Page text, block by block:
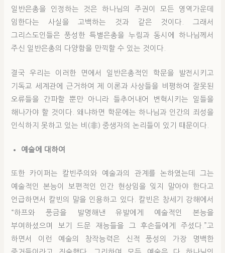
일반은총을 인정하는 것은 하나님의 주권이 모든 영역가운데
임한다는 사실을 고백하는 것과 같은 것이다. 그래서
그리스도인들은 풍성한 특별은총을 누림과 동시에 하나님께서
주신 일반은총의 다양함을 만끽할 수 있는 것이다.
결국 우리는 이러한 면에서 일반은총적인 학문을 발전시키고
기독교 세계관에 근거하여 제 이론과 사상들을 비평하여 잘못된
오류들을 간파할 뿐만 아니라 들추어내어 변혁시키는 일들을
해나가야 할 것이다. 왜냐하면 학문에는 하나님과 인간의 죄성을
인식하지 못하고 있는 비(非) 중생자의 논리들이 있기 때문이다.
예술에 대하여
또한 카이퍼는 칼빈주의와 예술과의 관계를 논하였는데 그는
예술적인 본능이 보편적인 인간 현상임을 잊지 말아야 한다고
언급하면서 칼빈의 말을 인용하고 있다. 칼빈은 창세기 강해에서
“하프와 풍금을 발명해낸 유발에게 예술적인 본능을
부여하셨으며 보기 드문 재능들을 그 후손들에게 주셨다.”고
하면서 이런 예술의 창작능력은 신적 풍성의 가장 명백한